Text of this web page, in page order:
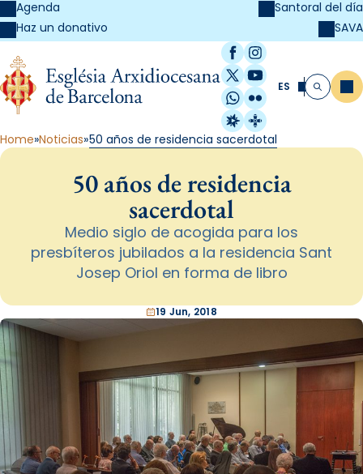
Agenda
Haz un donativo
Santoral del día
SAVA
Facebook
Instagram
X / Twitter
YouTube
WhatsApp
Flickr
Radio Estel
Catalunya
ES Buscar
Home Noticias 50 años de residencia sacerdotal
50 años de residencia
sacerdotal
Medio siglo de acogida para los
presbíteros jubilados a la residencia Sant
Josep Oriol en forma de libro
19 Jun, 2018